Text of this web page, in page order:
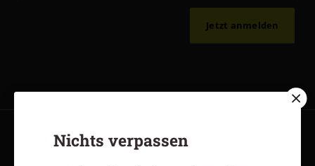
Jetzt anmelden
AGB und Widerrufsbelehrung Datenschutz
Nichts verpassen